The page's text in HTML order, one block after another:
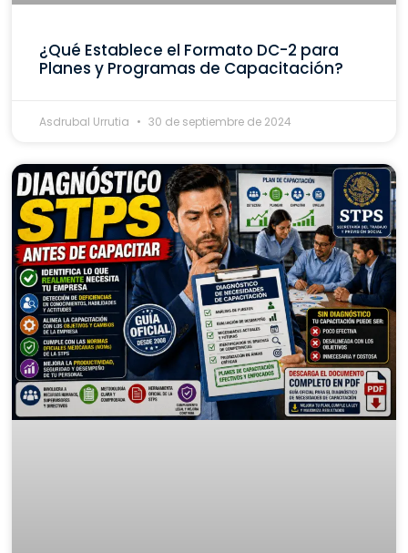
¿Qué Establece el Formato DC-2 para
Planes y Programas de Capacitación?
Asdrubal Urrutia 30 de septiembre de 2024